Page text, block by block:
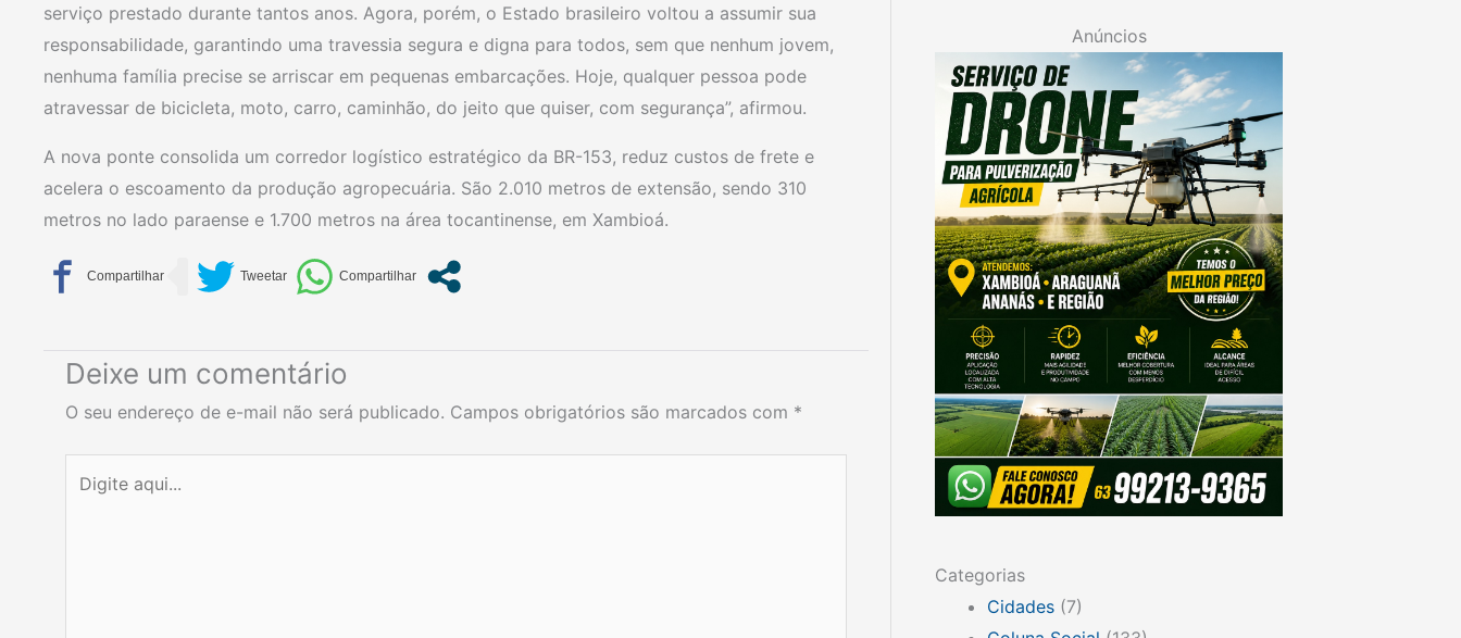
serviço prestado durante tantos anos. Agora, porém, o Estado brasileiro voltou a assumir sua
responsabilidade, garantindo uma travessia segura e digna para todos, sem que nenhum jovem,
nenhuma família precise se arriscar em pequenas embarcações. Hoje, qualquer pessoa pode
atravessar de bicicleta, moto, carro, caminhão, do jeito que quiser, com segurança”, afirmou.
A nova ponte consolida um corredor logístico estratégico da BR-153, reduz custos de frete e
acelera o escoamento da produção agropecuária. São 2.010 metros de extensão, sendo 310
metros no lado paraense e 1.700 metros na área tocantinense, em Xambioá.
Deixe um comentário
O seu endereço de e-mail não será publicado. Campos obrigatórios são marcados com *
aqui...
Anúncios
Categorias
Cidades (7)